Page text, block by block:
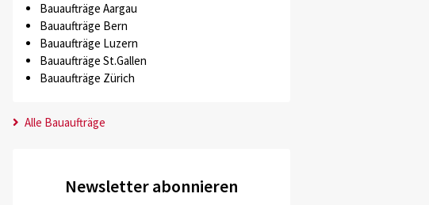
Bauaufträge Aargau
Bauaufträge Bern
Bauaufträge Luzern
Bauaufträge St.Gallen
Bauaufträge Zürich
Alle Bauaufträge
Newsletter abonnieren